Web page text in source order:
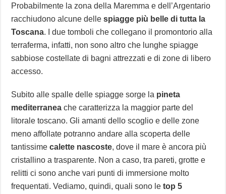
Probabilmente la zona della Maremma e dell’Argentario
racchiudono alcune dellespiagge più belle di tutta la
Toscana. I due tomboli che collegano il promontorio alla
terraferma, infatti, non sono altro che lunghe spiagge
sabbiose costellate di bagni attrezzati e di zone di libero
accesso.
Subito alle spalle delle spiagge sorge la pineta
mediterranea che caratterizza la maggior parte del
litorale toscano. Gli amanti dello scoglio e delle zone
meno affollate potranno andare alla scoperta delle
tantissimecalette nascoste, dove il mare è ancora più
cristallino a trasparente. Non a caso, tra pareti, grotte e
relitti ci sono anche vari punti di immersione molto
frequentati. Vediamo, quindi, quali sono letop 5